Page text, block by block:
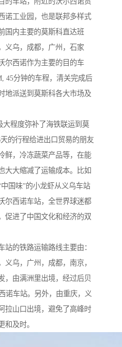
诺工业园，也是联邦多样式
国内主要的莫斯科直达班
义乌，成都，广州，石家
尔西诺作为主要的目的车
45分钟的车程，清关完成后
地派送到莫斯科各大市场及
程度弥补了海铁联运到莫
的行程给进出口贸易的朋友
鲜，冷冻蔬菜产品等，在能
大大缩减了运输成本。比如
国味”的小龙虾从义乌车站
尔西诺车站，全世界球迷都
促进了中国文化和经济的双
站的铁路运输路线主要由：
乌，广州，成都，南京，
，由满洲里出境，经过后贝
诺车站。另外，由重庆，义
拉山口出境，避免了高峰时
和及时。